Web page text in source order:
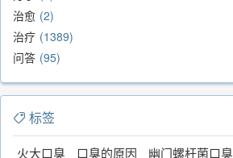
治愈 2
治疗 1389
问答 95
标签
火大口臭 口臭的原因 幽门螺杆菌口臭